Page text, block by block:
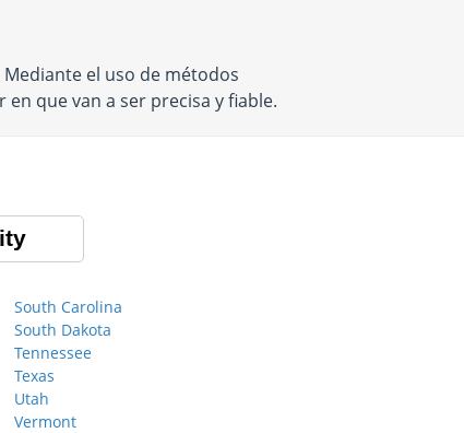
el uso de métodos
que van a ser precisa y fiable.
South Carolina
South Dakota
Tennessee
Texas
Utah
Vermont